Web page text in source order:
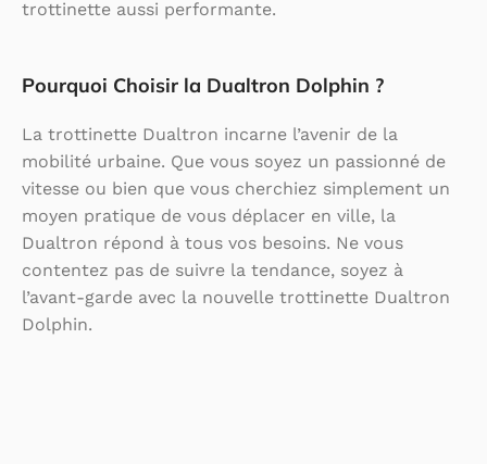
trottinette aussi performante.
Pourquoi Choisir la Dualtron Dolphin ?
La trottinette Dualtron incarne l’avenir de la
mobilité urbaine. Que vous soyez un passionné de
vitesse ou bien que vous cherchiez simplement un
moyen pratique de vous déplacer en ville, la
Dualtron répond à tous vos besoins. Ne vous
contentez pas de suivre la tendance, soyez à
l’avant-garde avec la nouvelle trottinette Dualtron
Dolphin.